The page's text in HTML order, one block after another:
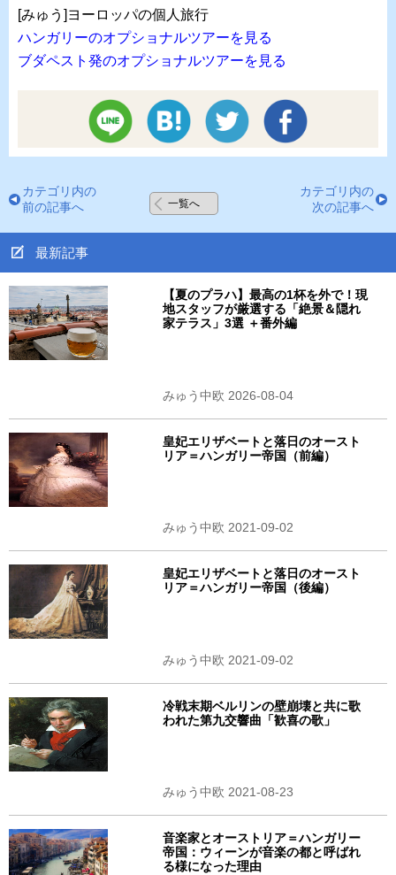
[みゅう]ヨーロッパの個人旅行
ハンガリーのオプショナルツアーを見る
ブダペスト発のオプショナルツアーを見る
カテゴリ内の
前の記事へ
一覧へ
カテゴリ内の
次の記事へ
最新記事
【夏のプラハ】最高の1杯を外で！現
地スタッフが厳選する「絶景＆隠れ
家テラス」3選 ＋番外編
みゅう中欧 2026-08-04
皇妃エリザベートと落日のオースト
リア＝ハンガリー帝国（前編）
みゅう中欧 2021-09-02
皇妃エリザベートと落日のオースト
リア＝ハンガリー帝国（後編）
みゅう中欧 2021-09-02
冷戦末期ベルリンの壁崩壊と共に歌
われた第九交響曲「歓喜の歌」
みゅう中欧 2021-08-23
音楽家とオーストリア＝ハンガリー
帝国：ウィーンが音楽の都と呼ばれ
る様になった理由